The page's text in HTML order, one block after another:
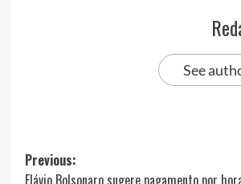
See
Post
Previous:
Flávio Bolsonaro sugere pagamento por